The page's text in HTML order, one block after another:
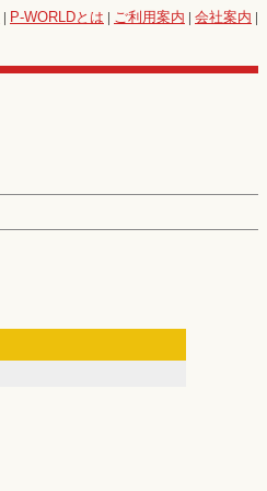
| P-WORLDとは | ご利用案内 | 会社案内 |